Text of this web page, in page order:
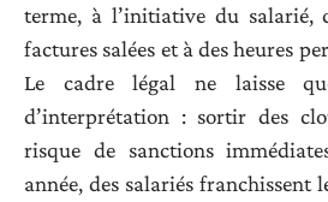
terme, à l’initiative du salarié,
factures salées et à des heures
Le cadre légal ne laisse
d’interprétation : sortir des
risque de sanctions
année, des salariés franchissent